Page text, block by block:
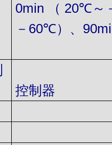
0min
（ 20℃～
－60℃）、
控制器